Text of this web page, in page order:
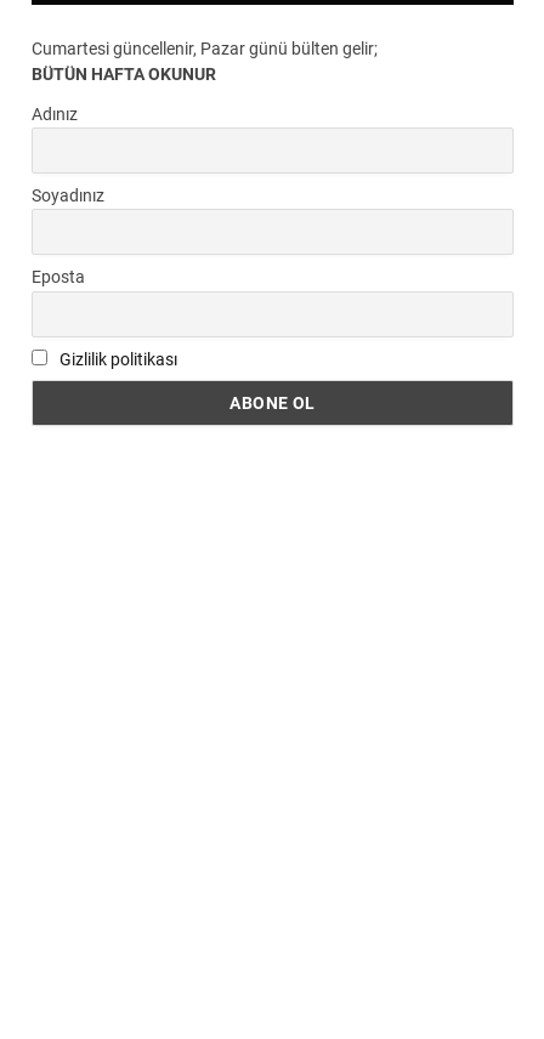
Cumartesi güncellenir, Pazar günü bülten gelir;
BÜTÜN HAFTA OKUNUR
Adınız
Soyadınız
Eposta
Gizlilik politikası